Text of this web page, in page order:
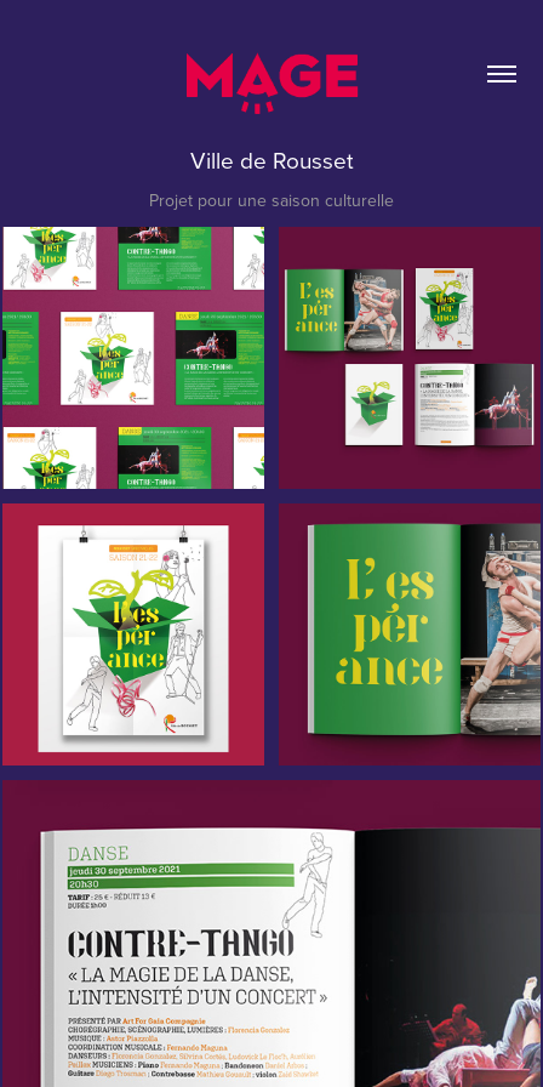
Ville de Rousset
Projet pour une saison culturelle